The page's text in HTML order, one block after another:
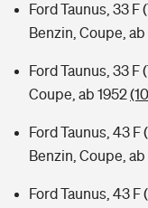
Ford Taunus, 33 F
Benzin, Coupe, ab
Ford Taunus, 33 F
Coupe, ab 1952
Ford Taunus, 43 F
Benzin, Coupe, ab
Ford Taunus, 43 F